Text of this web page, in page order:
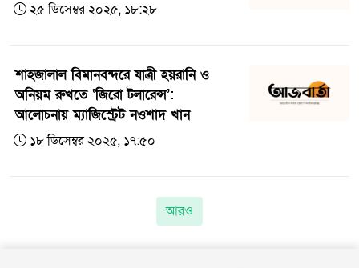
২৫ ডিসেম্বর ২০২৫, ১৮:২৮
শাহজালাল বিমানবন্দরে যাত্রী হয়রানি ও
অনিয়ম রুখতে ‘জিরো টলারেন্স’:
আলোচনায় ম্যাজিস্ট্রেট নওশাদ খান
১৮ ডিসেম্বর ২০২৫, ১৭:৫০
আরও